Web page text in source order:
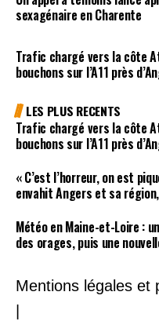
sexagénaire en Charente
Trafic chargé vers la côte
bouchons sur l’A11 près
LES PLUS RECENTS
Trafic chargé vers la côte
bouchons sur l’A11 près
« C’est l’horreur, on est
envahit Angers et sa
Météo en Maine-et-Loire :
des orages, puis une
Mentions légales et